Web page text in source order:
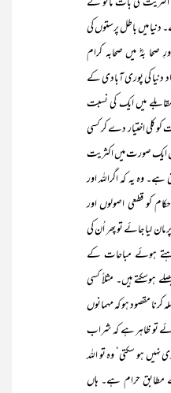
دنیا میں باطل پرستوں کی
بہؓ میں صحابہ کرام
دنیا کی پوری آبادی کے
میں ایک کی نسبت
کلی اختیار دے کر کسی
ایک صورت میں اکثریت
وہ یہ کہ اگراللہ اور
قطعی اصولوں اور
لیا جائے تو پھر اُن کی
ہوئے مباحات کے
ہوسکتے ہیں۔ مثلاً کسی
مقصود ہو کہ مہمانوں
تو ظاہر ہے کہ شراب
ہو سکتی‘ وہ تو اللہ
حرام ہے۔ ہاں